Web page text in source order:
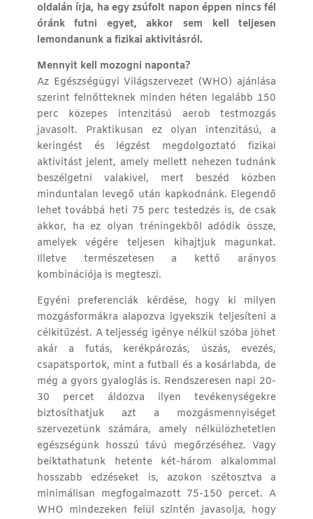
oldalán írja, ha egy zsúfolt napon éppen nincs fél
óránk futni egyet, akkor sem kell teljesen
lemondanunk a fizikai aktivitásról.
Mennyit kell mozogni naponta?
Az Egészségügyi Világszervezet (WHO) ajánlása
szerint felnőtteknek minden héten legalább 150
perc közepes intenzitású aerob testmozgás
javasolt. Praktikusan ez olyan intenzitású, a
keringést és légzést megdolgoztató fizikai
aktivitást jelent, amely mellett nehezen tudnánk
beszélgetni valakivel, mert beszéd közben
minduntalan levegő után kapkodnánk. Elegendő
lehet továbbá heti 75 perc testedzés is, de csak
akkor, ha ez olyan tréningekből adódik össze,
amelyek végére teljesen kihajtjuk magunkat.
Illetve természetesen a kettő arányos
kombinációja is megteszi.
Egyéni preferenciák kérdése, hogy ki milyen
mozgásformákra alapozva igyekszik teljesíteni a
célkitűzést. A teljesség igénye nélkül szóba jöhet
akár a futás, kerékpározás, úszás, evezés,
csapatsportok, mint a futball és a kosárlabda, de
még a gyors gyaloglás is. Rendszeresen napi 20-
30 percet áldozva ilyen tevékenységekre
biztosíthatjuk azt a mozgásmennyiséget
szervezetünk számára, amely nélkülözhetetlen
egészségünk hosszú távú megőrzéséhez. Vagy
beiktathatunk hetente két-három alkalommal
hosszabb edzéseket is, azokon szétosztva a
minimálisan megfogalmazott 75-150 percet. A
WHO mindezeken felül szintén javasolja, hogy